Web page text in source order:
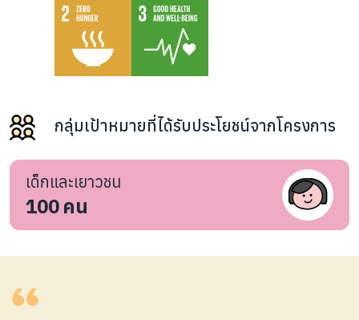
กลุ่มเป้าหมายที่ได้รับประโยชน์จากโครงการ
เด็กและเยาวชน
100คน